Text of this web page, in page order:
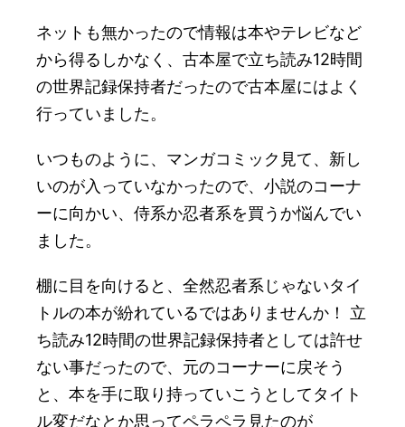
ネットも無かったので情報は本やテレビなど
から得るしかなく、古本屋で立ち読み12時間
の世界記録保持者だったので古本屋にはよく
行っていました。
いつものように、マンガコミック見て、新し
いのが入っていなかったので、小説のコーナ
ーに向かい、侍系か忍者系を買うか悩んでい
ました。
棚に目を向けると、全然忍者系じゃないタイ
トルの本が紛れているではありませんか！ 立
ち読み12時間の世界記録保持者としては許せ
ない事だったので、元のコーナーに戻そう
と、本を手に取り持っていこうとしてタイト
ル変だなとか思ってペラペラ見たのが